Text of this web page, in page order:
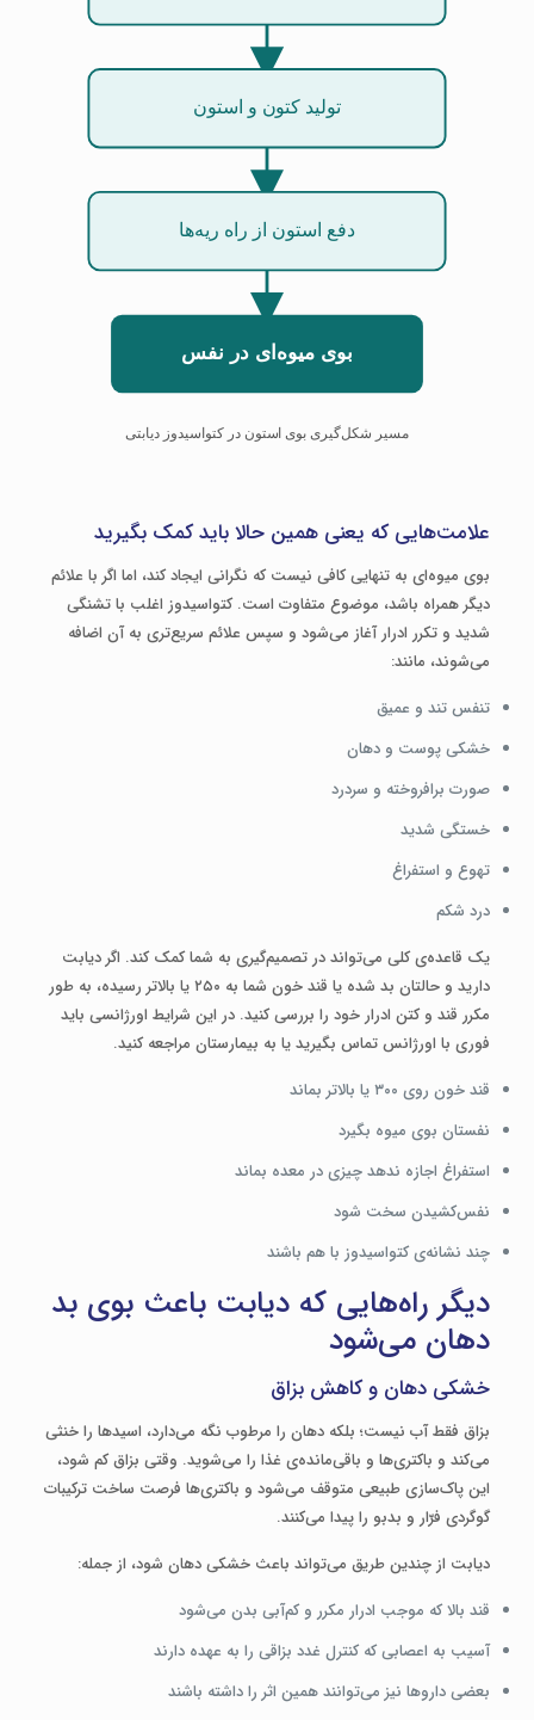
تولید کتون و استون
دفع استون از راه ریه‌ها
بوی میوه‌ای در نفس
مسیر شکل‌گیری بوی استون در کتواسیدوز دیابتی
علامت‌هایی که یعنی همین حالا باید کمک بگیرید
بوی میوه‌ای به تنهایی کافی نیست که نگرانی ایجاد کند، اما اگر با علائم
دیگر همراه باشد، موضوع متفاوت است. کتواسیدوز اغلب با تشنگی
شدید و تکرر ادرار آغاز می‌شود و سپس علائم سریع‌تری به آن اضافه
می‌شوند، مانند:
تنفس تند و عمیق
خشکی پوست و دهان
صورت برافروخته و سردرد
خستگی شدید
تهوع و استفراغ
درد شکم
یک قاعده‌ی کلی می‌تواند در تصمیم‌گیری به شما کمک کند. اگر دیابت
دارید و حالتان بد شده یا قند خون شما به ۲۵۰ یا بالاتر رسیده، به طور
مکرر قند و کتن ادرار خود را بررسی کنید. در این شرایط اورژانسی باید
فوری با اورژانس تماس بگیرید یا به بیمارستان مراجعه کنید.
قند خون روی ۳۰۰ یا بالاتر بماند
نفستان بوی میوه بگیرد
استفراغ اجازه ندهد چیزی در معده بماند
نفس‌کشیدن سخت شود
چند نشانه‌ی کتواسیدوز با هم باشند
دیگر راه‌هایی که دیابت باعث بوی بد
دهان می‌شود
خشکی دهان و کاهش بزاق
بزاق فقط آب نیست؛ بلکه دهان را مرطوب نگه می‌دارد، اسیدها را خنثی
می‌کند و باکتری‌ها و باقی‌مانده‌ی غذا را می‌شوید. وقتی بزاق کم شود،
این پاک‌سازی طبیعی متوقف می‌شود و باکتری‌ها فرصت ساخت ترکیبات
گوگردی فرّار و بدبو را پیدا می‌کنند.
دیابت از چندین طریق می‌تواند باعث خشکی دهان شود، از جمله:
قند بالا که موجب ادرار مکرر و کم‌آبی بدن می‌شود
آسیب به اعصابی که کنترل غدد بزاقی را به عهده دارند
بعضی داروها نیز می‌توانند همین اثر را داشته باشند